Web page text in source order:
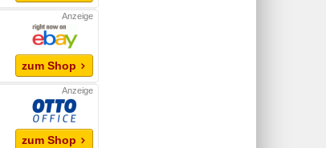
zum Shop
zum Shop